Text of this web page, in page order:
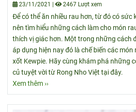
23/11/2021 | 2467 Lượt xem
Để có thể ăn nhiều rau hơn, từ đó có sức
nên tìm hiểu những cách làm cho món
thích vị giác hơn. Một trong những cách
áp dụng hiện nay đó là chế biến các
xốt Kewpie. Hãy cùng khám phá những
củ tuyệt vời từ Rong Nho Việt tại đây.
Xem thêm ››